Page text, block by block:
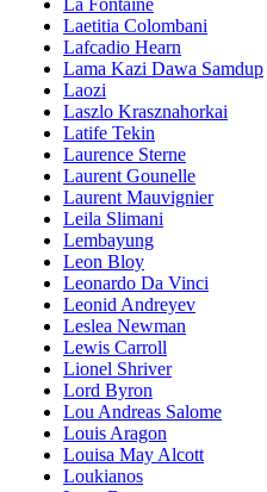
La Fontaine
Laetitia Colombani
Lafcadio Hearn
Lama Kazi Dawa Samdup
Laozi
Laszlo Krasznahorkai
Latife Tekin
Laurence Sterne
Laurent Gounelle
Laurent Mauvignier
Leila Slimani
Lembayung
Leon Bloy
Leonardo Da Vinci
Leonid Andreyev
Leslea Newman
Lewis Carroll
Lionel Shriver
Lord Byron
Lou Andreas Salome
Louis Aragon
Louisa May Alcott
Loukianos